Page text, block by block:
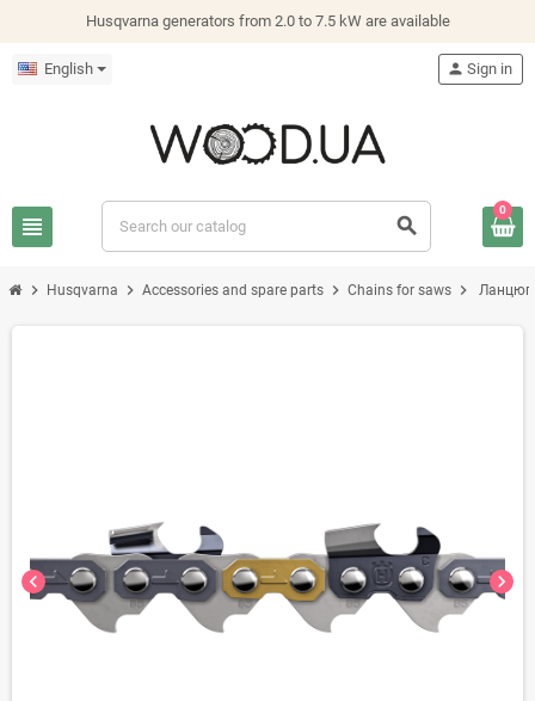
Husqvarna generators from 2.0 to 7.5 kW are available
English
view_headline search
person Sign in
0
chevron_right Husqvarna chevron_right Accessories and spare parts chevron_right Chains for saws chevron_right
chevron_left chevron_right